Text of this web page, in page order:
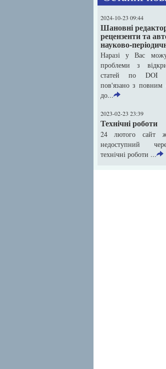
2024-10-23 09:44
Шановні
рецензенти та
науково-
Наразі у Вас
проблеми з
статей по DOI
пов'язано з повним
до...
2023-02-23 23:39
Технічні роботи
24 лютого сайт
недоступний
технічні роботи ...